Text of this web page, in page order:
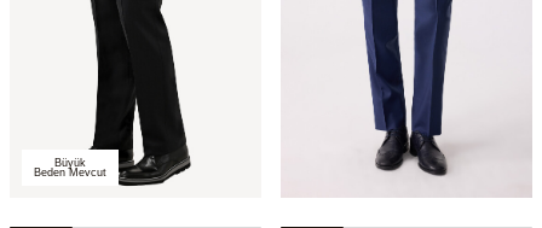
Büyük
Beden Mevcut